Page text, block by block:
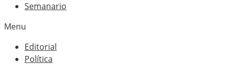
Semanario
Menu
Editorial
Política